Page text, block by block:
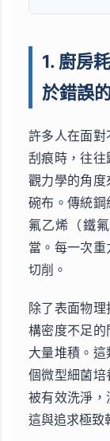
1. 廚房
於錯誤
許多人在面
刮痕時，往
觀力學的角
碗布。傳統
氟乙烯（鐵
當。每一次
切削。
除了表面物
構密度不足
大量堆積。
個微型細菌
被有效洗淨，
這與追求極致